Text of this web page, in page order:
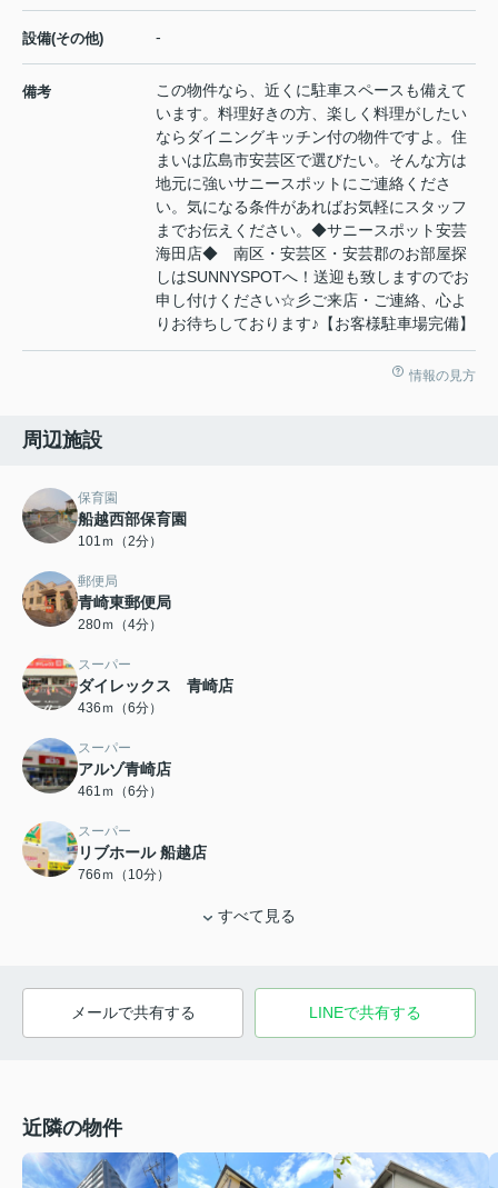
設備(その他) -
備考
この物件なら、近くに駐車スペースも備えて
います。料理好きの方、楽しく料理がしたい
ならダイニングキッチン付の物件ですよ。住
まいは広島市安芸区で選びたい。そんな方は
地元に強いサニースポットにご連絡くださ
い。気になる条件があればお気軽にスタッフ
までお伝えください。◆サニースポット安芸
海田店◆ 南区・安芸区・安芸郡のお部屋探
しはSUNNYSPOTへ！送迎も致しますのでお
申し付けください☆彡ご来店・ご連絡、心よ
りお待ちしております♪【お客様駐車場完備】
情報の見方
周辺施設
保育園
船越西部保育園
101ｍ（2分）
郵便局
青崎東郵便局
280ｍ（4分）
スーパー
ダイレックス 青崎店
436ｍ（6分）
スーパー
アルゾ青崎店
461ｍ（6分）
スーパー
リブホール 船越店
766ｍ（10分）
すべて見る
メールで共有する LINEで共有する
近隣の物件